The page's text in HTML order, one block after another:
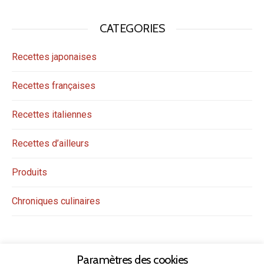
CATEGORIES
Recettes japonaises
Recettes françaises
Recettes italiennes
Recettes d’ailleurs
Produits
Chroniques culinaires
Paramètres des cookies